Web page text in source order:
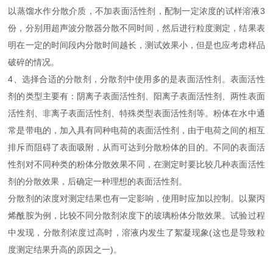
以蒸馏水作分散介质，不加表面活性剂，配制一定浓度的试样溶液3
份，分别用超声波分散器分散不同时间，然后进行粒度测定，结果表
明在一定的时间段内分散时间越长，测试效果小，但是也应考虑样品
破碎的情况。
4、选择合适的分散剂，分散剂中使用多的是表面活性剂。表面活性
剂的类型主要有：阴离子表面活性剂、阳离子表面活性剂、两性表面
活性剂、非离子表面活性剂、特殊类型表面活性剂等。粉体在水中通
常是带电的，加入具有同种电荷的表面活性剂，由于电荷之间的相互
排斥而阻碍了表面吸附，从而可达到分散粉体的目的。不同的表面活
性剂对不同种类的粉体分散效果不同，在测定时要比较几种表面活性
剂的分散效果，后确定一种理想的表面活性剂。
分散剂的浓度对测定结果也有一定影响，使用时应加以控制。以聚丙
烯酰胺为例，比较不同分散剂浓度下的玻璃粉体分散效果。试验过程
中发现，分散剂浓度过高时，溶液内发生了絮凝现象(这也是导致粒
度测定结果升高的原因之一)。